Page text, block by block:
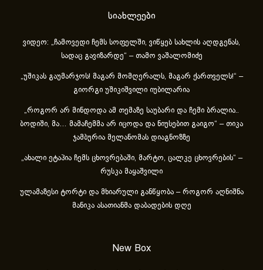
სიახლეები
ვიდეო: „ჩამოვედი ჩემს სოფელში, ვიწყებ სახლის აღდგენას,
სადაც გავიზარდე“ – თამო ვაშალომიძე
„უშიკას გაუმარჯოს! მაგარ მომღერალს, მაგარ ქართველს!“ –
გიორგი უშიკიშვილი იუბილარია
„როგორ არ მინდოდა ამ თემაზე საუბარი და ჩემი ბრალია..
ბოდიში, მა… მამაჩემმა არ იცოდა და ნიუსებით გაიგო“ – თიკა
ჯამბურია მელანომას დიაგნოზზე
„ახა­ლი ეტა­პია ჩემს ცხოვ­რე­ბა­ში, მარ­ტო, ცალ­კე ცხოვ­რე­ბის“ –
რუსკა მაყაშვილი
ულამაზესი ტორტი და მხიარული განწყობა – როგორ აღნიშნა
მანიკა ასათიანმა დაბადების დღე
New Box